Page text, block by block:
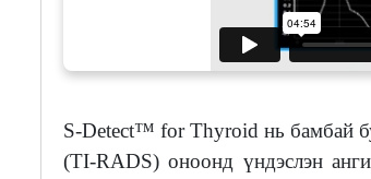
S-Detect™ for Thyroid нь бамбай
(TI-RADS) оноонд үндэслэн